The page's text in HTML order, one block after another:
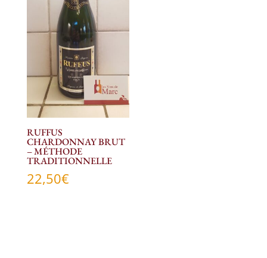
RUFFUS
CHARDONNAY BRUT
– MÉTHODE
TRADITIONNELLE
22,50€